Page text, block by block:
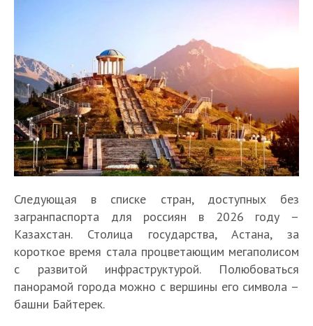
Следующая в списке стран, доступных без
загранпаспорта для россиян в 2026 году –
Казахстан. Столица государства, Астана, за
короткое время стала процветающим мегаполисом
с развитой инфраструктурой. Полюбоваться
панорамой города можно с вершины его символа –
башни Байтерек.